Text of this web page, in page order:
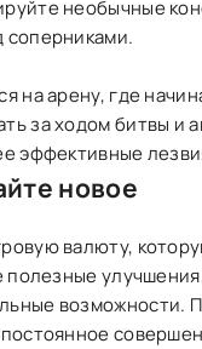
необычные
соперниками.
на арену, где
за ходом битвы и
эффективные
новое
валюту,
полезные
возможности.